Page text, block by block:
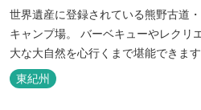
世界遺産に登録されている熊野古道
キャンプ場。 バーベキューやレクリ
大な大自然を心行くまで堪能できます
東紀州